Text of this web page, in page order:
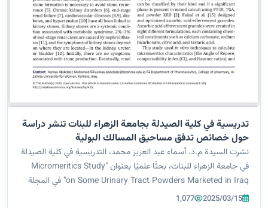
تدريسية في كلية الصيدلة بجامعة الزهراء للبنات تنشر دراسة
حول خصائص تدفق مساحيق المسالك البولية
نشرت السيدة م.د. أسماء عبد العزيز محمد، التدريسية في كلية الصيدلة
في جامعة الزهراء للبنات، بحثًا علميًا بعنوان "Micromeritics Study
on Some Urinary Tract Powders Marketed in Iraq" في المجلة
العالمية "Journal of Pharmacological and Pharmaceutical2025/03/15
1,077